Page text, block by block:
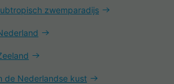
zwemparadijs
de Nederlandse kust